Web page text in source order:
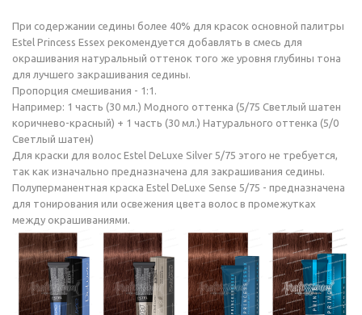
При содержании седины более 40% для красок основной палитры
Estel Princess Essex рекомендуется добавлять в смесь для
окрашивания натуральный оттенок того же уровня глубины тона
для лучшего закрашивания седины.
Пропорция смешивания - 1:1.
Например: 1 часть (30 мл.) Модного оттенка (5/75 Светлый шатен
коричнево-красный) + 1 часть (30 мл.) Натурального оттенка (5/0
Светлый шатен)
Для краски для волос Estel DeLuxe Silver 5/75 этого не требуется,
так как изначально предназначена для закрашивания седины.
Полуперманентная краска Estel DeLuxe Sense 5/75 - предназначена
для тонирования или освежения цвета волос в промежутках
между окрашиваниями.